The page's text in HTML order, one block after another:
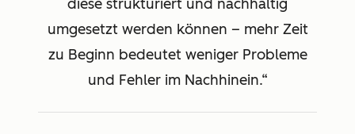
diese strukturiert und nachhaltig
umgesetzt werden können – mehr Zeit
zu Beginn bedeutet weniger Probleme
und Fehler im Nachhinein.